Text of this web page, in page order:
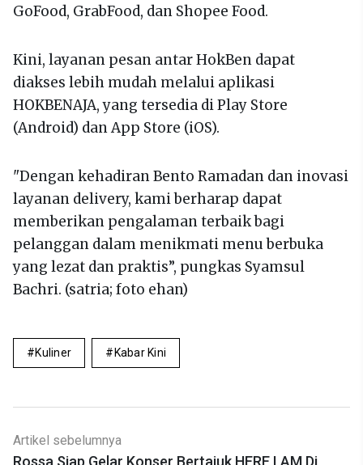
GoFood, GrabFood, dan Shopee Food.
Kini, layanan pesan antar HokBen dapat
diakses lebih mudah melalui aplikasi
HOKBENAJA, yang tersedia di Play Store
(Android) dan App Store (iOS).
"Dengan kehadiran Bento Ramadan dan inovasi
layanan delivery, kami berharap dapat
memberikan pengalaman terbaik bagi
pelanggan dalam menikmati menu berbuka
yang lezat dan praktis”, pungkas Syamsul
Bachri. (satria; foto ehan)
Kuliner Kabar Kini
Artikel sebelumnya